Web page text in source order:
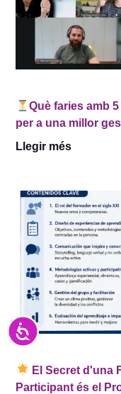
Accesibilidad
Què faries amb
per a una millor
Llegir més
El Secret d'una
Participant és el